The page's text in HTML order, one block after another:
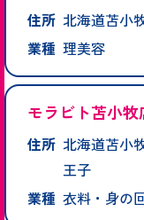
住所 北海道苫小
業種 理美容
モラビト苫小牧
住所 北海道苫小
王子
業種 衣料・身の